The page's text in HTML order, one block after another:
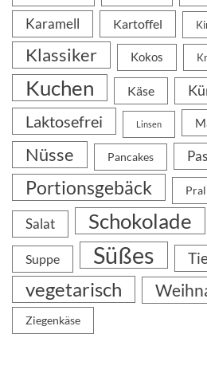
Karamell Kartoffel
Klassiker Kokos
Kuchen Käse
Laktosefrei Linsen
Nüsse Pancakes
Portionsgebäck
Salat Schokolade
Suppe Süßes
vegetarisch
Ziegenkäse